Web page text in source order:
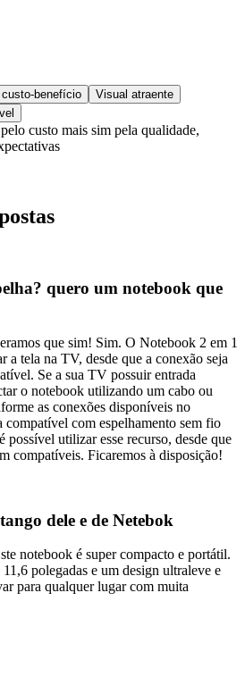
benefício
Visual atraente
custo mais sim pela qualidade,
quero um notebook que
que sim! Sim. O Notebook 2 em 1
a tela na TV, desde que a conexão seja
Se a sua TV possuir entrada
o notebook utilizando um cabo ou
as conexões disponíveis no
com espelhamento sem fio
possível utilizar esse recurso, desde que
compatíveis. Ficaremos à disposição!
dele e de Netebok
notebook é super compacto e portátil.
polegadas e um design ultraleve e
para qualquer lugar com muita